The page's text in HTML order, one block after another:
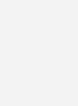
für
Nationen die